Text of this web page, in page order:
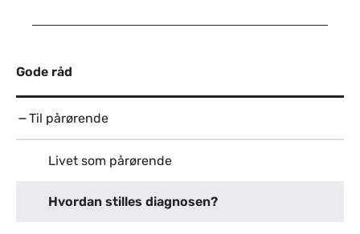
Gode råd
Til pårørende
Livet som pårørende
Hvordan stilles diagnosen?